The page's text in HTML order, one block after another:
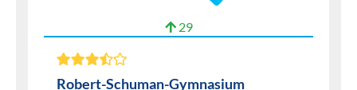
29
Robert-Schuman-Gymnasium